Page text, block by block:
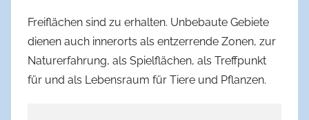
Freiflächen sind zu erhalten. Unbebaute Gebiete
dienen auch innerorts als entzerrende Zonen, zur
Naturerfahrung, als Spielflächen, als Treffpunkt
für und als Lebensraum für Tiere und Pflanzen.